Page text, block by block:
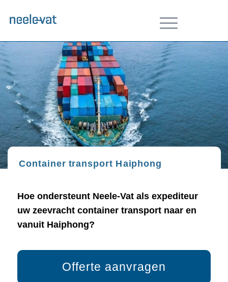
Container transport Haiphong
Hoe ondersteunt Neele-Vat als expediteur
uw zeevracht container transport naar en
vanuit Haiphong?
Offerte aanvragen